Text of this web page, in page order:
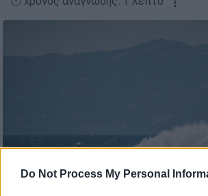
Do Not Process My Personal